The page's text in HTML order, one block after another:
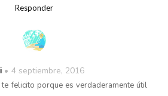
Responder
4 septiembre, 2016
felicito porque es verdaderamente útil